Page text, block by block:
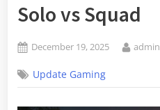
Solo vs Squad
Posted
December 19, 2025 By
admin
Update Gaming